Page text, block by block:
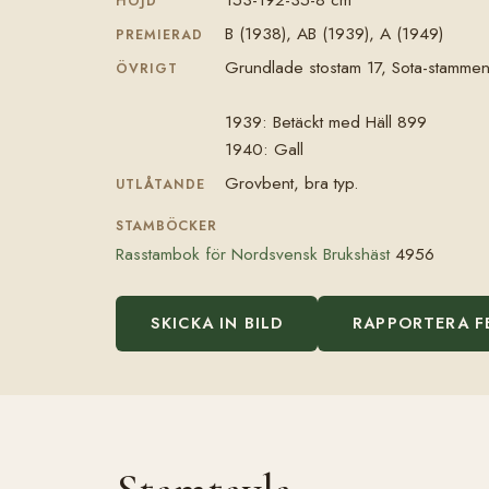
PREMIERAD B (1938), AB (1939), A (1949)
ÖVRIGT Grundlade stostam 17, Sota-
1939: Betäckt med Häll 899
1940: Gall
UTLÅTANDE Grovbent, bra typ.
STAMBÖCKER
Rasstambok för Nordsvensk Brukshäst4956
SKICKA IN BILD RAPPORTERA